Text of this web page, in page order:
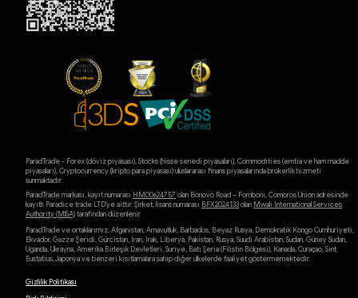
ParadTrade - Forex (döviz piyasası), Stocks (hisse senedi piyasaları), Commodities (emtia ve ham madde
piyasaları), Cryptocurrency (kripto para piyasası) uluslararası finans piyasalarında brokerlik hizmeti
sunmaktadır.
ParadTrade markası, kayıt numarası HM00624757 olan Bonovo Road – Fomboni, Comoros Union adresinde
kayıtlı Paradice trade LTD'ye aittir. Şirket, lisans numarası BFX2024133olan Mwali International Services
Authority (MlSA)tarafından düzenlenir.
ParadTrade ve ortaklarımız, Afganistan, Arnavutluk, Barbados, Beyaz Rusya, Demokratik Kongo Cumhuriyeti,
Ekvador, Gazze Şeridi, Gürcistan, İran, Irak, Liberya, Pakistan, Rusya, Suudi Arabistan, Sudan, Güney Sudan,
Uganda, Ukrayna, Amerika Birleşik Devletleri, Suriye, Batı Şeria (Filistin Bölgesi), Kanada, Curaçao, Sint
Eustatius, Japonya ve benzeri kısıtlamalara sahip diğer ülkelerde faaliyet göstermemektedir.
Gizlilik Politikası